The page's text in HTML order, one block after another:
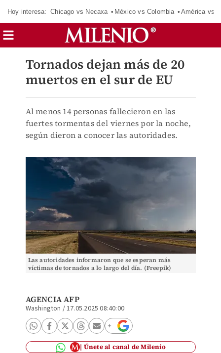
Hoy interesa: Chicago vs Necaxa México vs Colombia América vs
Tornados dejan más de 20
muertos en el sur de EU
Al menos 14 personas fallecieron en las
fuertes tormentas del viernes por la noche,
según dieron a conocer las autoridades.
Las autoridades informaron que se esperan más
víctimas de tornados a lo largo del día. (Freepik)
AGENCIA AFP
Washington /17.05.2025 08:40:00
Únete al canal de Milenio